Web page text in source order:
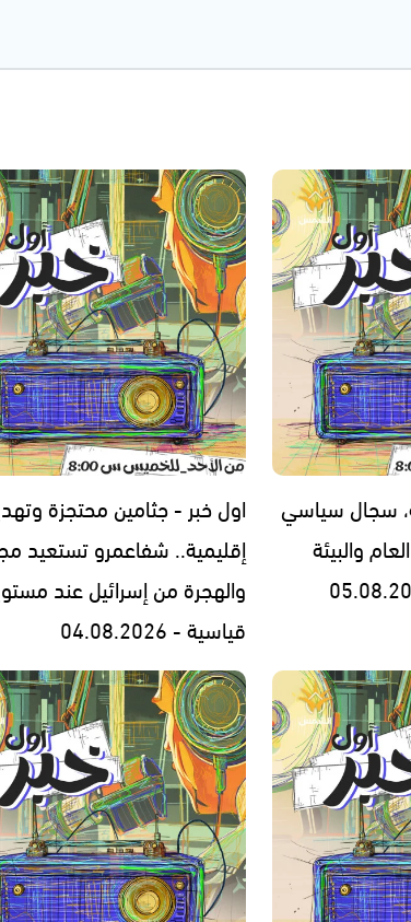
سجال سياسي
والبيئة
اول خبر - جثامين محتجزة
إقليمية.. شفاعمرو تستعيد
والهجرة من إسرائيل عند
قياسية - 04.08.2026